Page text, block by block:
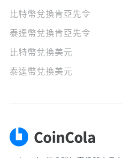
比特幣兌換肯亞先令
泰達幣兌換肯亞先令
比特幣兌換美元
泰達幣兌換美元